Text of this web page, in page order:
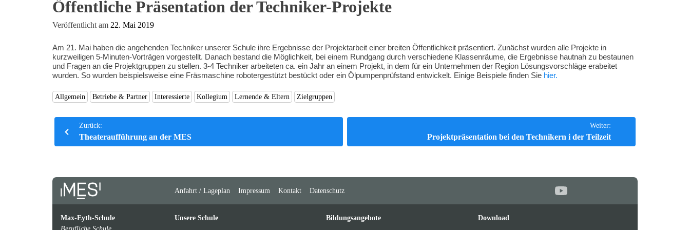
Öffentliche Präsentation der Techniker-Projekte
Veröffentlicht am 22. Mai 2019
Am 21. Mai haben die angehenden Techniker unserer Schule ihre Ergebnisse der Projektarbeit einer breiten Öffentlichkeit präsentiert. Zunächst wurden alle Projekte in
kurzweiligen 5-Minuten-Vorträgen vorgestellt. Danach bestand die Möglichkeit, bei einem Rundgang durch verschiedene Klassenräume, die Ergebnisse hautnah zu bestaunen
und Fragen an die Projektgruppen zu stellen. 3-4 Techniker arbeiteten ca. ein Jahr an einem Projekt, in dem für ein Unternehmen der Region Lösungsvorschläge erabeitet
wurden. So wurden beispielsweise eine Fräsmaschine robotergestützt bestückt oder ein Ölpumpenprüfstand entwickelt. Einige Beispiele finden Sie hier.
Allgemein Betriebe & Partner Interessierte Kollegium Lernende & Eltern Zielgruppen
Beitrags-
Navigation
Zurück:
Theateraufführung an der MES
Weiter:
Projektpräsentation bei den Technikern i der Teilzeit
Anfahrt / Lageplan Impressum Kontakt Datenschutz
Max-Eyth-Schule
Unsere Schule
Bildungsangebote
Download